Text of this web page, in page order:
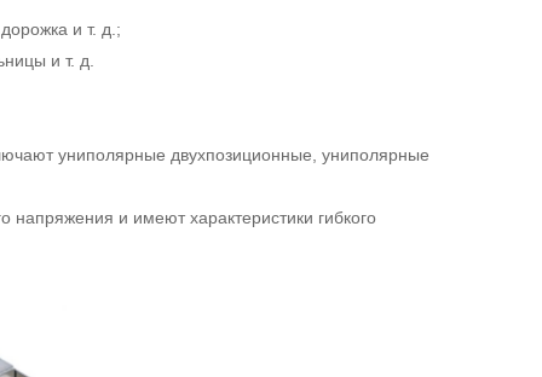
и т. д.;
и т. д.
униполярные двухпозиционные, униполярные
и имеют характеристики гибкого